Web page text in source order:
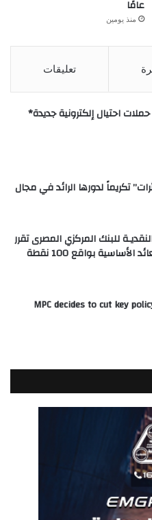
عامًا
منذ يومين
تعليقات
احتيال إلكترونية جديدة*
تكريماً لدورها الرائد في مجال
للبنك المركزي المصرى تقرر
خفض أسعار العائد الأساسية بواقع 100 نقطة
MPC decides to cut key